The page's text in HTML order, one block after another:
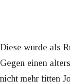
Diese wurde als
Gegen einen
nicht mehr fitten